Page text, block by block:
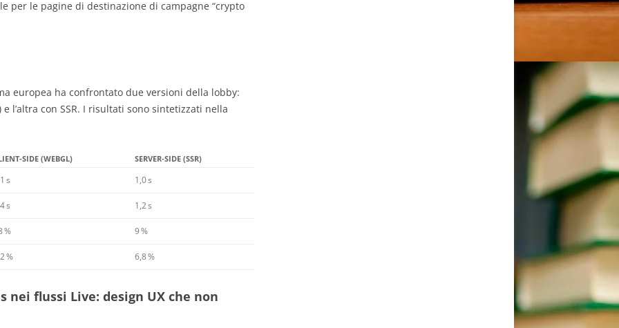
per le pagine di destinazione di campagne “crypto
europea ha confrontato due versioni della lobby:
l’altra con SSR. I risultati sono sintetizzati nella
(WEBGL) SERVER‑SIDE (SSR)
s 1,0 s
s 1,2 s
% 9 %
% 6,8 %
nei flussi Live: design UX che non